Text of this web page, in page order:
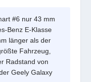
#6 nur 43 mm
Benz E-Klasse
länger als der
Fahrzeug,
Radstand von
Geely Galaxy